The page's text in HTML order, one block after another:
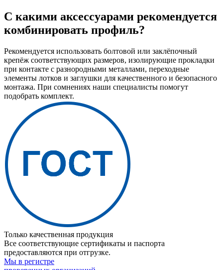
С какими аксессуарами рекомендуется
комбинировать профиль?
Рекомендуется использовать болтовой или заклёпочный
крепёж соответствующих размеров, изолирующие прокладки
при контакте с разнородными металлами, переходные
элементы лотков и заглушки для качественного и безопасного
монтажа. При сомнениях наши специалисты помогут
подобрать комплект.
Только качественная продукция
Все соответствующие сертификаты и паспорта
предоставляются при отгрузке.
Мы в регистре